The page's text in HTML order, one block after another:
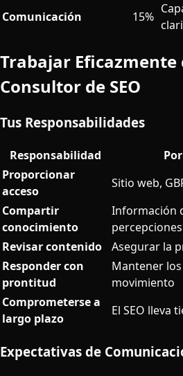
Comunicación 15%
Trabajar Eficazmente
Consultor de SEO
Tus Responsabilidades
Responsabilidad
Proporcionar
acceso
Sitio web,
Compartir
conocimiento
Información
Revisar contenido
Asegurar la
Responder con
prontitud
Mantener
movimiento
Comprometerse a
largo plazo
El SEO lleva
Expectativas de